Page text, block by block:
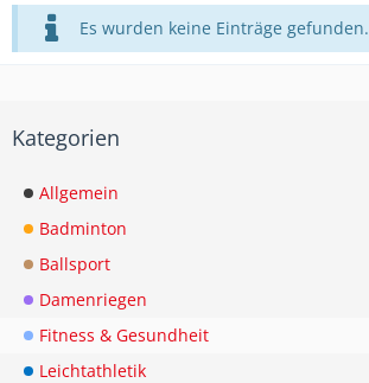
Es wurden keine Einträge gefunden.
Kategorien
Allgemein
Badminton
Ballsport
Damenriegen
Fitness & Gesundheit
Leichtathletik